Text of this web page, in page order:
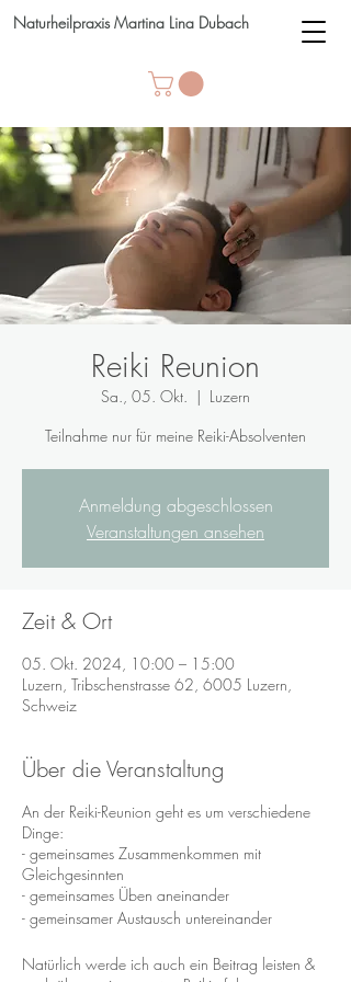
Naturheilpraxis Martina Lina Dubach
Reiki Reunion
Sa., 05. Okt.
  |
Luzern
Teilnahme nur für meine Reiki-Absolventen
Anmeldung abgeschlossen
Veranstaltungen ansehen
Zeit & Ort
05. Okt. 2024, 10:00 – 15:00
Luzern, Tribschenstrasse 62, 6005 Luzern,
Schweiz
Über die Veranstaltung
An der Reiki-Reunion geht es um verschiedene
Dinge:
- gemeinsames Zusammenkommen mit
Gleichgesinnten
- gemeinsames Üben aneinander
- gemeinsamer Austausch untereinander
Natürlich werde ich auch ein Beitrag leisten &